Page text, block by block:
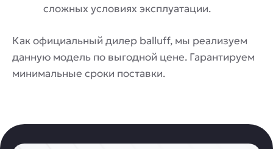
сложных условиях эксплуатации.
Как официальный дилер balluff, мы реализуем
данную модель по выгодной цене. Гарантируем
минимальные сроки поставки.